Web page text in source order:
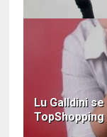
Lu Galldini
TopShopping